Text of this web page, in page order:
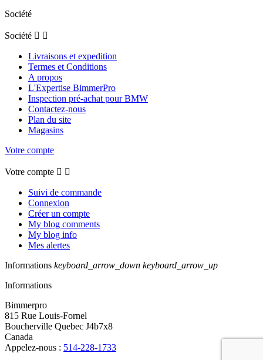
Société
Société  
Livraisons et expedition
Termes et Conditions
A propos
L'Expertise BimmerPro
Inspection pré-achat pour BMW
Contactez-nous
Plan du site
Magasins
Votre compte
Votre compte  
Suivi de commande
Connexion
Créer un compte
My blog comments
My blog info
Mes alertes
Informations keyboard_arrow_down keyboard_arrow_up
Informations
Bimmerpro
815 Rue Louis-Fornel
Boucherville Quebec J4b7x8
Canada
Appelez-nous : 514-228-1733